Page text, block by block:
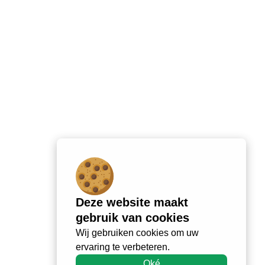
Deze website maakt
gebruik van cookies
Wij gebruiken cookies om uw
ervaring te verbeteren.